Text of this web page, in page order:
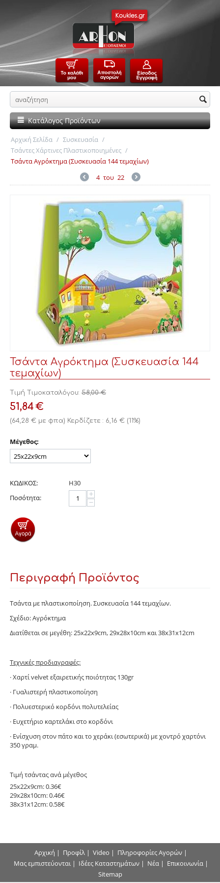
Κατάλογος Προϊόντων
Αρχική Σελίδα / Συσκευασία /
Τσάντες Χάρτινες Πλαστικοποιημένες /
Τσάντα Αγρόκτημα (Συσκευασία 144 τεμαχίων)
4 του 22
Τσάντα Αγρόκτημα (Συσκευασία 144
τεμαχίων)
Τιμή Τιμοκαταλόγου: 58,00 €
51,84€
(64,28 € με φπα) Κερδίζετε : 6,16 € (11%)
Μέγεθος:
ΚΩΔΙΚΟΣ:
Η30
Ποσότητα:
+
−
Περιγραφή Προϊόντος
Τσάντα με πλαστικοποίηση. Συσκευασία 144 τεμαχίων.
Σχέδιο: Αγρόκτημα
Διατίθεται σε μεγέθη: 25x22x9cm, 29x28x10cm και 38x31x12cm
Τεχνικές προδιαγραφές:
· Χαρτί velvet εξαιρετικής ποιότητας 130gr
· Γυαλιστερή πλαστικοποίηση
· Πολυεστερικό κορδόνι πολυτελείας
· Ευχετήριο καρτελάκι στο κορδόνι
· Ενίσχυση στον πάτο και το χεράκι (εσωτερικά) με χοντρό χαρτόνι
350 γραμ.
Τιμή τσάντας ανά μέγεθος
25x22x9cm: 0.36€
29x28x10cm: 0.46€
38x31x12cm: 0.58€
Αρχική | Προφίλ | Video | Πληροφορίες Αγορών |
Μας εμπιστεύονται| Ιδέες Καταστημάτων| Νέα| Επικοινωνία|
Sitemap